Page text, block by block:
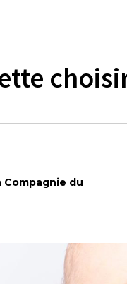
du